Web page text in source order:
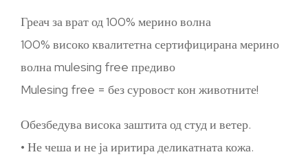
Греач за врат од 100% мерино волна
100% високо квалитетна сертифицирана мерино
волна mulesing free предиво
Mulesing free = без суровост кон животните!
Обезбедува висока заштита од студ и ветер.
• Не чеша и не ја иритира деликатната кожа.